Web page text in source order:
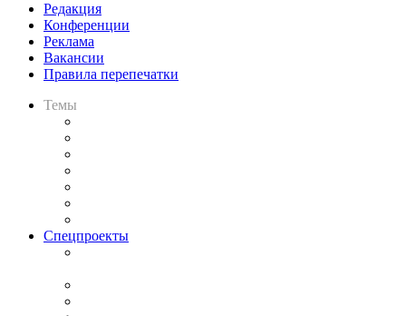
Редакция
Конференции
Реклама
Вакансии
Правила перепечатки
Темы
Спецпроекты